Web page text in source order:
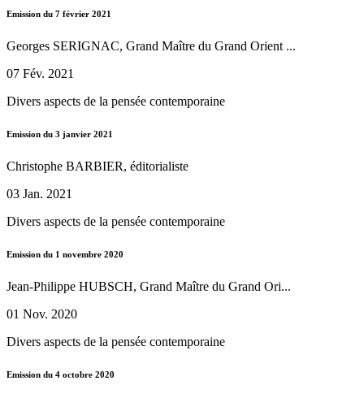
Emission du 7 février 2021
Georges SERIGNAC, Grand Maître du Grand Orient ...
07 Fév. 2021
Divers aspects de la pensée contemporaine
Emission du 3 janvier 2021
Christophe BARBIER, éditorialiste
03 Jan. 2021
Divers aspects de la pensée contemporaine
Emission du 1 novembre 2020
Jean-Philippe HUBSCH, Grand Maître du Grand Ori...
01 Nov. 2020
Divers aspects de la pensée contemporaine
Emission du 4 octobre 2020